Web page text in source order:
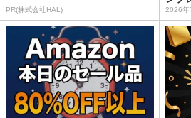
PR(株式会社HAL) 2026年